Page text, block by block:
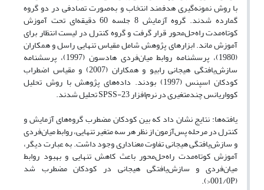
با روش نمونه‌گیری هدفمند انتخاب و به‌صورت تصادفی در دو گروه
گمارده شدند. گروه آزمایش 8 جلسه 60 دقیقه‌ای تحت آموزش
کوتاه‌مدت راه‌حل‌محور قرار گرفت و گروه کنترل در لیست انتظار برای
آموزش ماند. ابزارهای پژوهش شامل مقیاس تنهایی راسل و همکاران
(1980)، پرسشنامه روابط میان‌فردی هادسون (1997)، پرسشنامه
سازش‌یافتگی هیجانی رابیو و همکاران (2007) و مقیاس اضطراب
کودکان اسپنس (1997) بودند. داده‌های پژوهش با روش تحلیل
کوواریانس چندمتغیری در نرم‌افزار SPSS-23 تحلیل شدند.
یافته‌ها: نتایج نشان داد که بین کودکان مضطرب گروه‌های آزمایش و
کنترل در مرحله پس‌آزمون از نظر هر سه متغیر تنهایی، روابط میان‌فردی
و سازش‌یافتگی هیجانی تفاوت معناداری وجود داشت. به عبارت دیگر،
آموزش کوتاه‌مدت راه‌حل‌محور باعث کاهش تنهایی و بهبود روابط
میان‌فردی و سازش‌یافتگی هیجانی در کودکان مضطرب شد
(001/0P<).